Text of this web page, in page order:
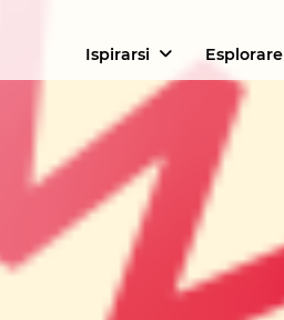
Ispirarsi Esplorare